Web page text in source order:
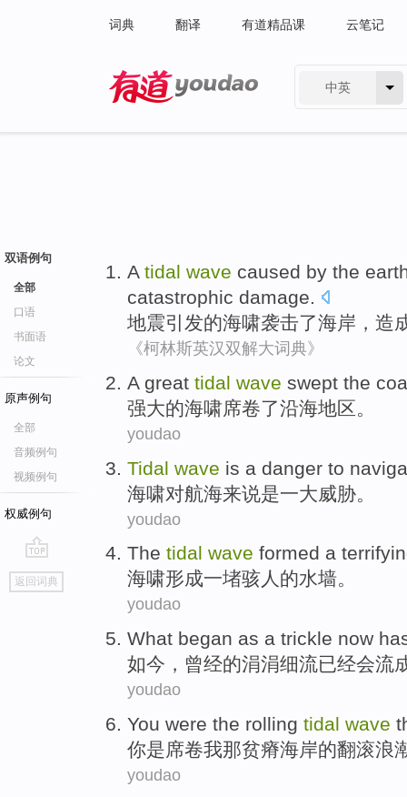
词典 翻译 有道精品课 云笔记
中英
双语例句
全部
口语
书面语
论文
原声例句
全部
音频例句
视频例句
权威例句
go
top
返回词典
A tidal wave caused by the
catastrophic damage.
地震引发的海啸袭击了海岸 ， 造
《柯林斯英汉双解大词典》
A great tidal wave swept the
强大的海啸席卷了沿海地区。
youdao
Tidal wave is a danger to
海啸对航海来说是一大威胁。
youdao
The tidal wave formed a
海啸形成一堵骇人 的水墙。
youdao
What began as a trickle now
如今 ，曾经的涓涓细流已经会流
youdao
You were the rolling tidal wave
你是席卷我那贫瘠海岸的翻滚浪
youdao